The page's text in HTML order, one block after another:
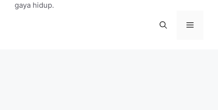
gaya hidup.
Menu